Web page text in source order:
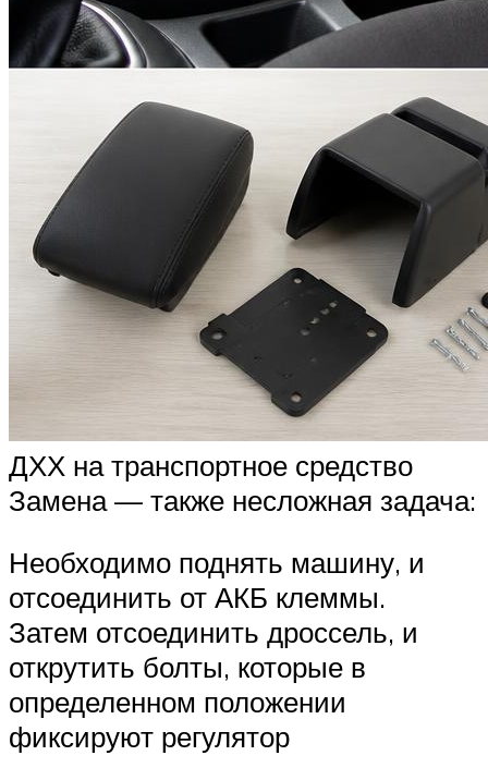
ДХХ на транспортное средство
Замена — также несложная задача:
Необходимо поднять машину, и
отсоединить от АКБ клеммы.
Затем отсоединить дроссель, и
открутить болты, которые в
определенном положении
фиксируют регулятор